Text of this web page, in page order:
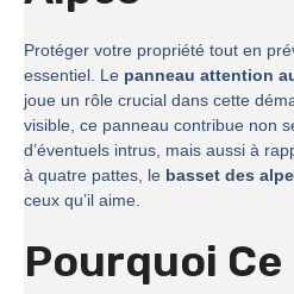
Protéger votre propriété tout en
essentiel. Le panneau attention
joue un rôle crucial dans cette
visible, ce panneau contribue non
d’éventuels intrus, mais aussi à
à quatre pattes, le basset des
ceux qu’il aime.
Pourquoi